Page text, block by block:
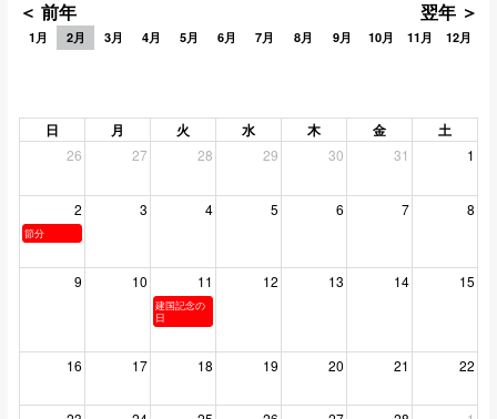
＜ 前年 翌年 ＞
1月 2月 3月 4月 5月 6月 7月 8月 9月 10月 11月 12月
日 月 火 水 木 金 土
26 27 28 29 30 31 1
2 3 4 5 6 7 8
節分
9 10 11 12 13 14 15
建国記念の
日
16 17 18 19 20 21 22